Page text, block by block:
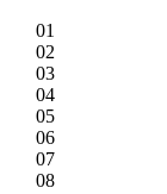
01
02
03
04
05
06
07
08